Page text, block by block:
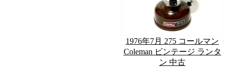
1976年7月 275 コールマン
Coleman ビンテージ ランタ
ン 中古